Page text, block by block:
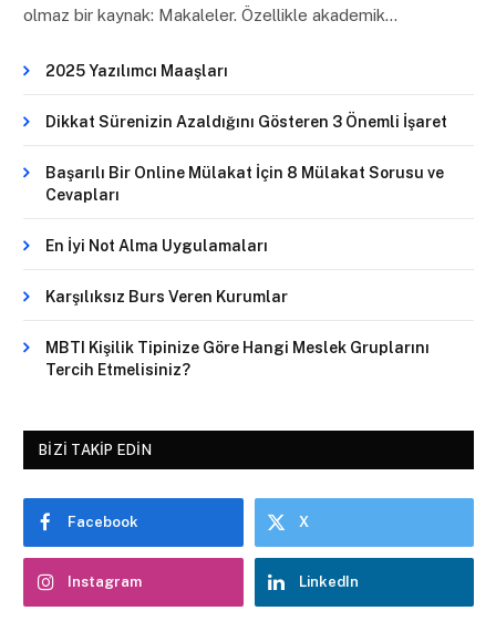
olmaz bir kaynak: Makaleler. Özellikle akademik…
2025 Yazılımcı Maaşları
Dikkat Sürenizin Azaldığını Gösteren 3 Önemli İşaret
Başarılı Bir Online Mülakat İçin 8 Mülakat Sorusu ve
Cevapları
En İyi Not Alma Uygulamaları
Karşılıksız Burs Veren Kurumlar
MBTI Kişilik Tipinize Göre Hangi Meslek Gruplarını
Tercih Etmelisiniz?
BIZI TAKIP EDIN
Facebook X
Instagram LinkedIn